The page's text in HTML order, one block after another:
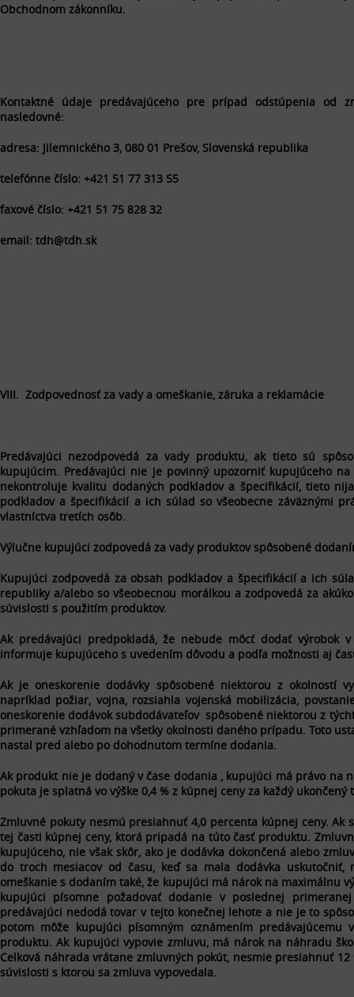
Obchodnom zákonníku.
Kontaktné údaje predávajúceho pre prípad odstúpenia od
nasledovné:
adresa: Jilemnického 3, 080 01 Prešov, Slovenská republika
telefónne číslo: +421 51 77 313 55
faxové číslo: +421 51 75 828 32
email: tdh@tdh.sk
VIII. Zodpovednosť za vady a omeškanie, záruka a reklamácie
Predávajúci nezodpovedá za vady produktu, ak tieto sú
kupujúcim. Predávajúci nie je povinný upozorniť kupujúceho
nekontroluje kvalitu dodaných podkladov a špecifikácií, tieto
podkladov a špecifikácií a ich súlad so všeobecne záväznými
vlastníctva tretích osôb.
Výlučne kupujúci zodpovedá za vady produktov spôsobené
Kupujúci zodpovedá za obsah podkladov a špecifikácií a ich
republiky a/alebo so všeobecnou morálkou a zodpovedá za
súvislosti s použitím produktov.
Ak predávajúci predpokladá, že nebude môcť dodať výrobok
informuje kupujúceho s uvedením dôvodu a podľa možnosti aj
Ak je oneskorenie dodávky spôsobené niektorou z okolností
napríklad požiar, vojna, rozsiahla vojenská mobilizácia,
oneskorenie dodávok subdodávateľov spôsobené niektorou z
primerané vzhľadom na všetky okolnosti daného prípadu. Toto
nastal pred alebo po dohodnutom termíne dodania.
Ak produkt nie je dodaný v čase dodania , kupujúci má právo na
pokuta je splatná vo výške 0,4 % z kúpnej ceny za každý ukončený
Zmluvné pokuty nesmú presiahnuť 4,0 percenta kúpnej ceny.
tej časti kúpnej ceny, ktorá pripadá na túto časť produktu.
kupujúceho, nie však skôr, ako je dodávka dokončená alebo
do troch mesiacov od času, keď sa mala dodávka
omeškanie s dodaním také, že kupujúci má nárok na maximálnu
kupujúci písomne požadovať dodanie v poslednej
predávajúci nedodá tovar v tejto konečnej lehote a nie je to
potom môže kupujúci písomným oznámením
produktu. Ak kupujúci vypovie zmluvu, má nárok na náhradu
Celková náhrada vrátane zmluvných pokút, nesmie presiahnuť
súvislosti s ktorou sa zmluva vypovedala.